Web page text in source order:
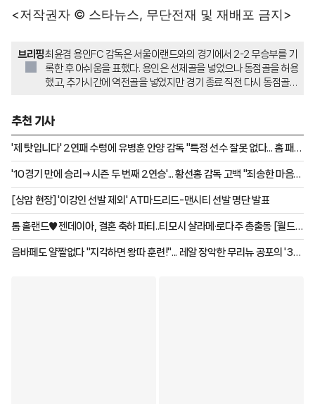
<저작권자 © 스타뉴스, 무단전재 및 재배포 금지>
브리핑최윤겸 용인FC 감독은 서울이랜드와의 경기에서 2-2 무승부를 기
록한 후 아쉬움을 표했다. 용인은 선제골을 넣었으나 동점골을 허용
했고, 추가시간에 역전골을 넣었지만 경기 종료 직전 다시 동점골을
정이었다고 밝혔다.
추천 기사
'제 탓입니다' 2연패 수렁에 유병훈 안양 감독 "특정 선수 잘못 없다... 홈 패배
죄송해" [안양 현장]
'10경기 만에 승리→시즌 두 번째 2연승'... 황선홍 감독 고백 "죄송한 마음
컸다" [안양 현장]
[상암 현장] '이강인 선발 제외' AT마드리드-맨시티 선발 명단 발표
톰 홀랜드♥젠데이아, 결혼 축하 파티..티모시 샬라메·로다주 총출동 [월드
스타이슈]
음바페도 얄짤없다 "지각하면 왕따 훈련!"... 레알 장악한 무리뉴 공포의 '3대